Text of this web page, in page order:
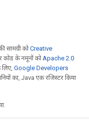
कोCreative
के नमूनों कोApache 2.0
Google Developers
का, Java एक रजिस्टर किया